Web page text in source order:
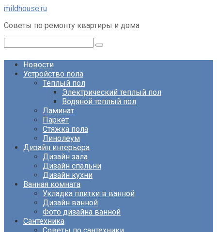
Перейти
контенту
mildhouse.ru
Советы по ремонту квартиры и дома
Новости
Устройство пола
Теплый пол
Электрический теплый пол
Водяной теплый пол
Ламинат
Паркет
Стяжка пола
Линолеум
Дизайн интерьера
Дизайн зала
Дизайн спальни
Дизайн кухни
Ванная комната
Укладка плитки в ванной
Дизайн ванной
Фото дизайна ванной
Сантехника